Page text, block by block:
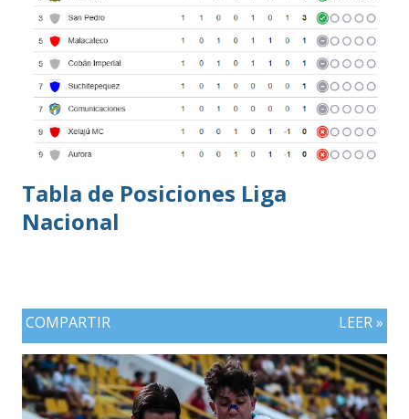
Tabla de Posiciones Liga
Nacional
COMPARTIR LEER »